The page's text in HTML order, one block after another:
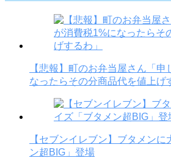
【悲報】町のお弁当屋さん「
なったらその分商品代を値上げ
【セブンイレブン】ブタメン
ン超BIG」登場